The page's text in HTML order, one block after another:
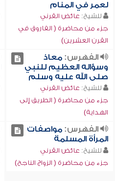
لعمر في المنام
للشيخ: عائض القرني
جزء من محاضرة ( الفاروق في
القرن العشرين)
الفهرس:معاذ
وسؤاله العظيم للنبي
صلى الله عليه وسلم
للشيخ: عائض القرني
جزء من محاضرة ( الطريق إلى
الهداية)
الفهرس:مواصفات
المرأة المسلمة
للشيخ: عائض القرني
جزء من محاضرة ( الزواج الناجح)